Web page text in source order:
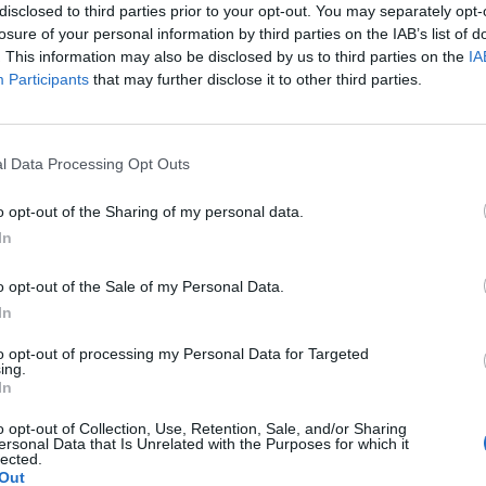
to third parties prior to your opt-out. You may separately
of your personal information by third parties on the IAB’s list of
This information may also be disclosed by us to third parties on the
Participants that may further disclose it to other third parties.
Data Processing Opt Outs
opt-out of the Sharing of my personal data.
opt-out of the Sale of my Personal Data.
opt-out of processing my Personal Data for Targeted
opt-out of Collection, Use, Retention, Sale, and/or Sharing
Data that Is Unrelated with the Purposes for which it
che ha incaricato come consulente Banca
chiesto 1,3 miliardi, ma Gemina
disposta a spendere tale cifra. Se i
nuovo scenario con gli australiani che
potrebbe spostarsi sul
fondo australiano aveva bloccato
del bilancio. Alla base di questa
di investimenti necessario e la
dei 300 milioni di aumento di capitale
piano elaborato dall'amministratore
Basile.
Rudy Giuliani a Come States?
americana